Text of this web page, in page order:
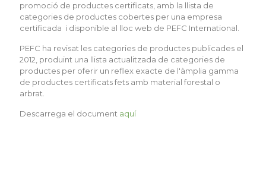
promoció de productes certificats, amb la llista de
categories de productes cobertes per una empresa
certificada i disponible al lloc web de PEFC International.
PEFC ha revisat les categories de productes publicades el
2012, produint una llista actualitzada de categories de
productes per oferir un reflex exacte de l'àmplia gamma
de productes certificats fets amb material forestal o
arbrat.
Descarrega el document aquí